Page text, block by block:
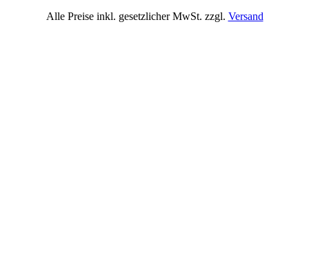
Alle Preise inkl. gesetzlicher MwSt. zzgl. Versand